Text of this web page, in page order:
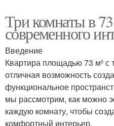
трехкомнатной
квартиры
Мебель в
трехкомнатной
квартире
Три комнаты в
современного
Введение
Квартира площадью 73 м²
отличная возможность
функциональное
мы рассмотрим, как можно
каждую комнату, чтобы
комфортный интерьер.